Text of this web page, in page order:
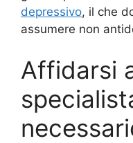
depressivo, il che
assumere non
Affidarsi